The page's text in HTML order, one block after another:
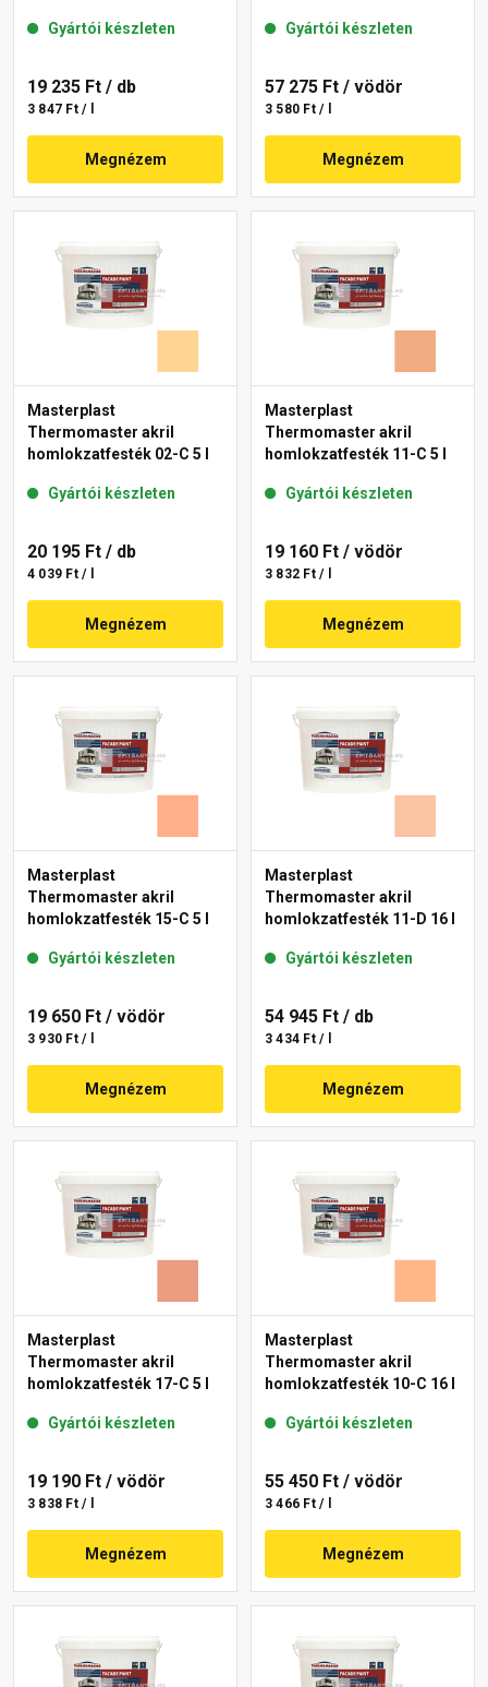
Gyártói készleten
19 235 Ft / db
3 847 Ft / l
Megnézem
Gyártói készleten
57 275 Ft / vödör
3 580 Ft / l
Megnézem
Masterplast
Thermomaster akril
homlokzatfesték 02-C 5 l
Gyártói készleten
20 195 Ft / db
4 039 Ft / l
Megnézem
Masterplast
Thermomaster akril
homlokzatfesték 11-C 5 l
Gyártói készleten
19 160 Ft / vödör
3 832 Ft / l
Megnézem
Masterplast
Thermomaster akril
homlokzatfesték 15-C 5 l
Gyártói készleten
19 650 Ft / vödör
3 930 Ft / l
Megnézem
Masterplast
Thermomaster akril
homlokzatfesték 11-D 16 l
Gyártói készleten
54 945 Ft / db
3 434 Ft / l
Megnézem
Masterplast
Thermomaster akril
homlokzatfesték 17-C 5 l
Gyártói készleten
19 190 Ft / vödör
3 838 Ft / l
Megnézem
Masterplast
Thermomaster akril
homlokzatfesték 10-C 16 l
Gyártói készleten
55 450 Ft / vödör
3 466 Ft / l
Megnézem